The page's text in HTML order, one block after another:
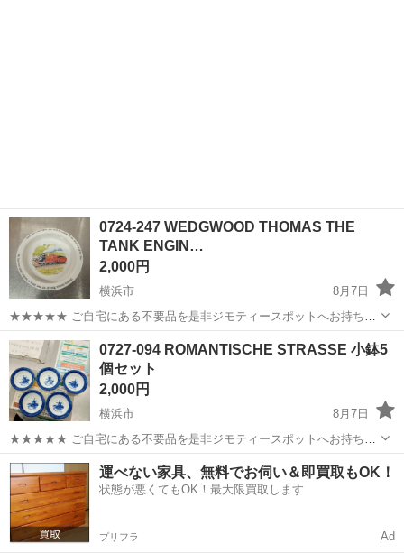
0724-247 WEDGWOOD THOMAS THE
TANK ENGIN…
2,000円
横浜市
8月7日
★★★★★ ご自宅にある不要品を是非ジモティースポットへお持ち込
みしませんか？ 家電、趣味・スポーツ・レジャー用品、こども用品、
衣料服飾品、生活雑貨、家具、本、CD・DVDなどが無料でまとめて持
ち込めます！ ※詳細はこ...
神奈川 横浜市
0727-094 ROMANTISCHE STRASSE 小鉢5
個セット
2,000円
横浜市
8月7日
★★★★★ ご自宅にある不要品を是非ジモティースポットへお持ち込
みしませんか？ 家電、趣味・スポーツ・レジャー用品、こども用品、
衣料服飾品、生活雑貨、家具、本、CD・DVDなどが無料でまとめて持
ち込めます！ ※詳細はこ...
神奈川 横浜市 食器 STRASSE
運べない家具、無料でお伺い＆即買取もOK！
状態が悪くてもOK！最大限買取します
プリフラ Ad